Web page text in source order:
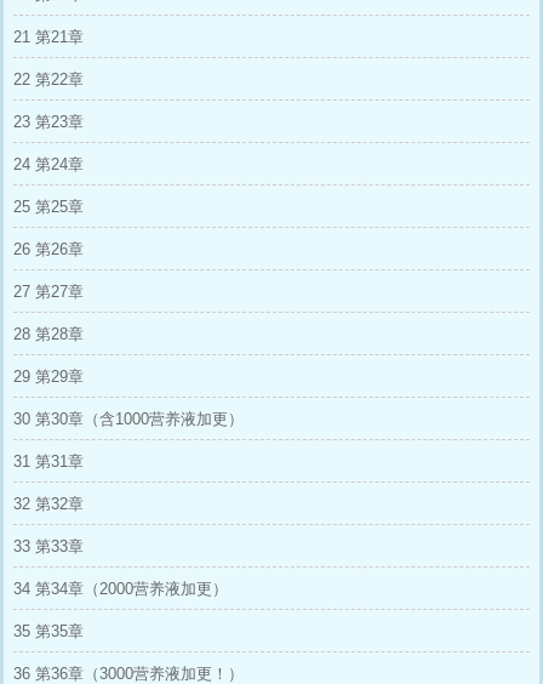
音告诉他，要耐心等待。 于是，他等啊等……
员突然在娱乐圈爆红。 脸不一样，身体也不一
一样。 在那一刻，季嵘终于等来了想要的人。
21 第21章
22 第22章
23 第23章
24 第24章
25 第25章
26 第26章
27 第27章
28 第28章
29 第29章
30 第30章（含1000营养液加更）
31 第31章
32 第32章
33 第33章
34 第34章（2000营养液加更）
35 第35章
36 第36章（3000营养液加更！）